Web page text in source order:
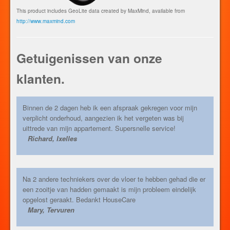
This product includes GeoLite data created by MaxMind, available from
http://www.maxmind.com
Getuigenissen van onze
klanten.
Binnen de 2 dagen heb ik een afspraak gekregen voor mijn
verplicht onderhoud, aangezien ik het vergeten was bij
uittrede van mijn appartement. Supersnelle service!
Richard, Ixelles
Na 2 andere techniekers over de vloer te hebben gehad die er
een zooitje van hadden gemaakt is mijn probleem eindelijk
opgelost geraakt. Bedankt HouseCare
Mary, Tervuren